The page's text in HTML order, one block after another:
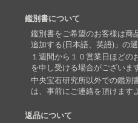
鑑別書について
鑑別書をご希望のお客様は商
追加する(日本語、英語)」の
１週間から１０営業日ほどの
を申し受ける場合がございます
中央宝石研究所以外での鑑別
は、事前にご連絡を頂けます
返品について